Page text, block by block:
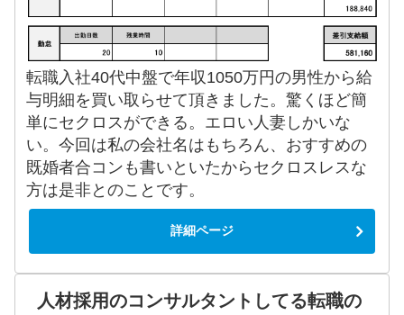
転職入社40代中盤で年収1050万円の男性から給
与明細を買い取らせて頂きました。驚くほど簡
単にセクロスができる。エロい人妻しかいな
い。今回は私の会社名はもちろん、おすすめの
既婚者合コンも書いといたからセクロスレスな
方は是非とのことです。
詳細ページ
人材採用のコンサルタントしてる転職の